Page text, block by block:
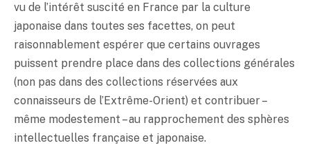
vu de l’intérêt suscité en France par la culture
japonaise dans toutes ses facettes, on peut
raisonnablement espérer que certains ouvrages
puissent prendre place dans des collections générales
(non pas dans des collections réservées aux
connaisseurs de l’Extrême-Orient) et contribuer –
même modestement – au rapprochement des sphères
intellectuelles française et japonaise.